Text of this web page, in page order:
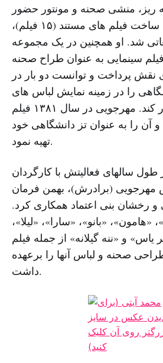
ریز، منشی صحنه و مونتور حضور
یافت و موفق به ساخت فیلم های مستند (۱۵ فیلم)،
شد. او همچنین در یک مجموعه
سینمایی به عنوان طراح صحنه
نقش پرداخت و توانست دو بار در
را در زمینه نمایش لباس های
سنتی ایرانی برگزار کند. مهرجویی در سال ۱۳۸۱ فیلم
آن را به عنوان تز دانشگاهی خود
تهیه نمود.
طول سالهای فعالیتش با کارگردان
مهرجویی (برادرش)، بهمن فرمان
و رخشان بنی اعتماد همکاری کرد.
«هامون»، «بانو»، «سارا»، «لیلا»،
و «ننه گیلانه» از جمله فیلم
صحنه و لباس آنها را برعهده
داشت.